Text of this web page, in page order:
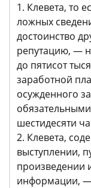
1. Клевета, то
ложных
достоинство
репутацию, —
до пятисот
заработной
осужденного
шестидесяти
2. Клевета,
выступлении,
произведении
информации,